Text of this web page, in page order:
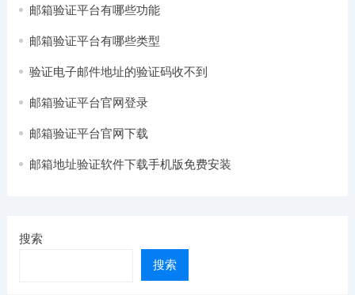
邮箱验证平台有哪些功能
邮箱验证平台有哪些类型
验证电子邮件地址的验证码收不到
邮箱验证平台官网登录
邮箱验证平台官网下载
邮箱地址验证软件下载手机版免费安装
搜索
搜索